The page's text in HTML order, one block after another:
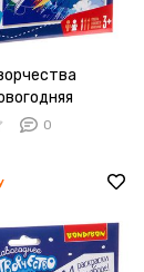
0